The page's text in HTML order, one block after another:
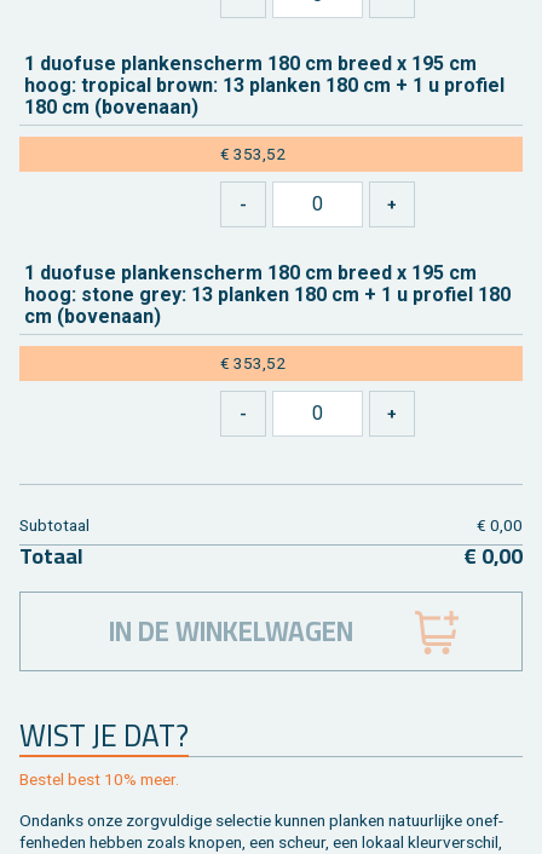
1 duo­fu­se plan­ken­scherm 180 cm breed x 195 cm
hoog: tro­pi­cal brown: 13 plan­ken 180 cm + 1 u pro­fiel
180 cm (bo­ven­aan)
€ 353,52
1 duo­fu­se plan­ken­scherm 180 cm breed x 195 cm
hoog: stone grey: 13 plan­ken 180 cm + 1 u pro­fiel 180
cm (bo­ven­aan)
€ 353,52
WIST JE DAT?
Be­stel best 10% meer.
On­danks onze zorg­vul­di­ge se­lec­tie kun­nen plan­ken na­tuur­lij­ke on­ef­
fen­he­den heb­ben zoals kno­pen, een scheur, een lo­kaal kleur­ver­schil,
Sub­to­taal € 0,00
To­taal € 0,00
IN DE WINKELWAGEN